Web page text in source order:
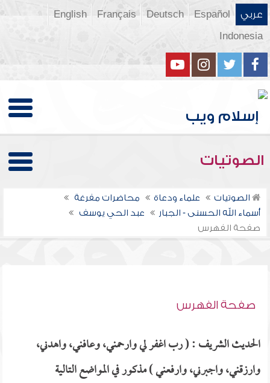
عربي Español
Deutsch
Français
English
Indonesia
الصوتيات
الصوتيات علماء ودعاة
محاضرات مفرغة
أسماء الله الحسنى - الجبار
عبد الحي يوسف
صفحة الفهرس
صفحة الفهرس
الحديث الشريف : ( رب اغفر لي وارحمني، وعافني، واهدني،
وارزقني، واجبرني، وارفعني ) مذكور في المواضع التالية